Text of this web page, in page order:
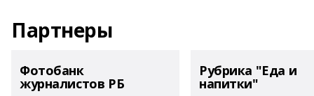
Партнеры
Фотобанк
журналистов РБ
Рубрика "Еда и
напитки"